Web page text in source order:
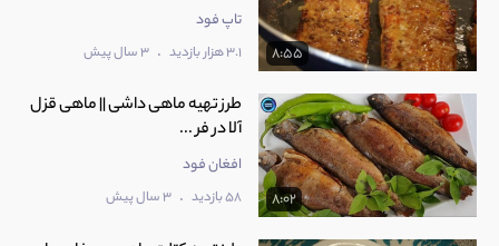
8:55
تاپ فود
3.1 هزار بازدید . 3 سال پیش
8:02
طرز تهیه ماهی داشی || ماهی قزل
آلا در فر ...
افغان فود
58 بازدید . 3 سال پیش